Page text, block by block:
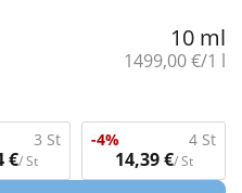
10 ml
Grundpreis:
1499,00 €/1 l
3 St
€/ St
-4% 4 St
14,39 €/ St